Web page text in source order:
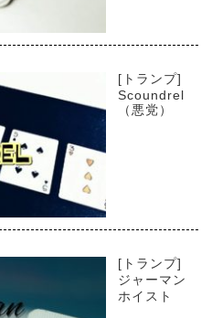
[トランプ]
Scoundrel
（悪党）
[トランプ]
ジャーマン
ホイスト